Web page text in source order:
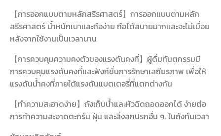
【การออกแบบตามหลักสรีรศาสตร์】การออกแบบตามหลัก
สรีรศาสตร์ น้ำหนักเบาและถือง่าย ถือได้สบายมากและจะไม่เมื่อย
หลังจากใช้งานเป็นเวลานาน
【การควบคุมความคงตัวของแรงดันคงที่】ผู้ดื่มทันตกรรมมี
การควบคุมแรงดันคงที่และฟังก์ชั่นการรักษาเสถียรภาพ เพื่อให้
แรงดันน้ำคงที่ภายใต้แรงดันแบตเตอรี่ที่แตกต่างกัน
【ทำความสะอาดง่าย】ถังเก็บน้ำและหัวฉีดถอดออกได้ ง่ายต่อ
การทำความสะอาดตะกรัน ฝุ่น และสิ่งสกปรกอื่น ๆ. ในถังทันเวลา